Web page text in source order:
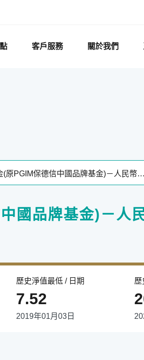
客戶服務 關於我們
國品牌基金)－人
歷史淨值最低 / 日期
7.52
2019年01月03日
歷